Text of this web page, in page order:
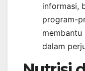
informasi,
program-
membantu
dalam